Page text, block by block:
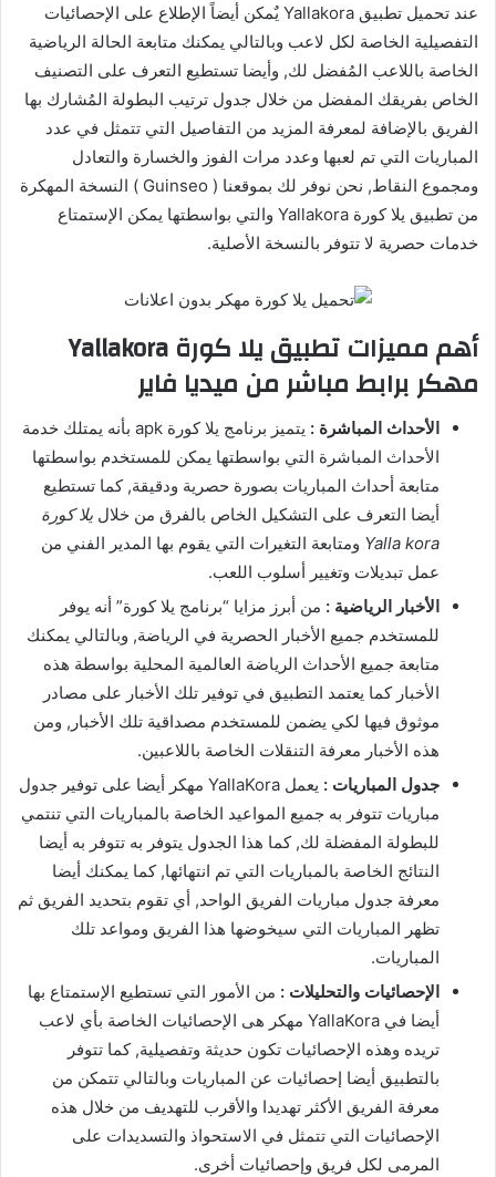
عند تحميل تطبيق Yallakora يٌمكن أيضاً الإطلاع على الإحصائيات
التفصيلية الخاصة لكل لاعب وبالتالي يمكنك متابعة الحالة الرياضية
الخاصة باللاعب المُفضل لك, وأيضا تستطيع التعرف على التصنيف
الخاص بفريقك المفضل من خلال جدول ترتيب البطولة المُشارك بها
الفريق بالإضافة لمعرفة المزيد من التفاصيل التي تتمثل في عدد
المباريات التي تم لعبها وعدد مرات الفوز والخسارة والتعادل
ومجموع النقاط, نحن نوفر لك بموقعنا ( Guinseo ) النسخة المهكرة
من تطبيق يلا كورة Yallakora والتي بواسطتها يمكن الإستمتاع
خدمات حصرية لا تتوفر بالنسخة الأصلية.
أهم مميزات تطبيق يلا كورة Yallakora
مهكر برابط مباشر من ميديا فاير
الأحداث المباشرة :
يتميز برنامج يلا كورة apk بأنه يمتلك خدمة
الأحداث المباشرة التي بواسطتها يمكن للمستخدم بواسطتها
متابعة أحداث المباريات بصورة حصرية ودقيقة, كما تستطيع
أيضا التعرف على التشكيل الخاص بالفرق من خلال يلا كورة
Yalla kora ومتابعة التغيرات التي يقوم بها المدير الفني من
عمل تبديلات وتغيير أسلوب اللعب.
الأخبار الرياضية : من أبرز مزايا “برنامج يلا كورة” أنه يوفر
للمستخدم جميع الأخبار الحصرية في الرياضة, وبالتالي يمكنك
متابعة جميع الأحداث الرياضة العالمية المحلية بواسطة هذه
الأخبار كما يعتمد التطبيق في توفير تلك الأخبار على مصادر
موثوق فيها لكي يضمن للمستخدم مصداقية تلك الأخبار, ومن
هذه الأخبار معرفة التنقلات الخاصة باللاعبين.
جدول المباريات :
يعمل YallaKora مهكر أيضا على توفير جدول
مباريات تتوفر به جميع المواعيد الخاصة بالمباريات التي تنتمي
للبطولة المفضلة لك, كما هذا الجدول يتوفر به تتوفر به أيضا
النتائج الخاصة بالمباريات التي تم انتهائها, كما يمكنك أيضا
معرفة جدول مباريات الفريق الواحد, أي تقوم بتحديد الفريق ثم
تظهر المباريات التي سيخوضها هذا الفريق ومواعد تلك
المباريات.
الإحصائيات والتحليلات : من الأمور التي تستطيع الإستمتاع بها
أيضا في YallaKora مهكر هى الإحصائيات الخاصة بأي لاعب
تريده وهذه الإحصائيات تكون حديثة وتفصيلية, كما تتوفر
بالتطبيق أيضا إحصائيات عن المباريات وبالتالي تتمكن من
معرفة الفريق الأكثر تهديدا والأقرب للتهديف من خلال هذه
الإحصائيات التي تتمثل في الاستحواذ والتسديدات على
المرمى لكل فريق وإحصائيات أخرى.